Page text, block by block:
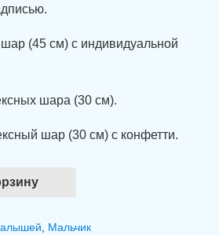
(45 см) с индивидуальной
шара (30 см).
шар (30 см) с конфетти.
, Мальчик